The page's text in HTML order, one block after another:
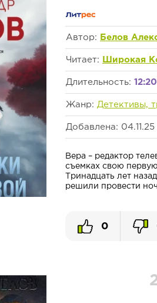
Автор: Белов
Читает: Широкая
Длительность:
Жанр: Детективы,
Добавлена: 04.11.25
Вера – редактор
съемках свою
Тринадцать лет
решили провести
0